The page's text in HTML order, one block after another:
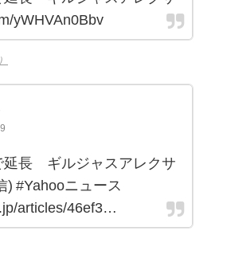
yWHVAn0Bbv
延長 ギルジャスアレクサ
) #Yahooニュース
articles/46ef3…